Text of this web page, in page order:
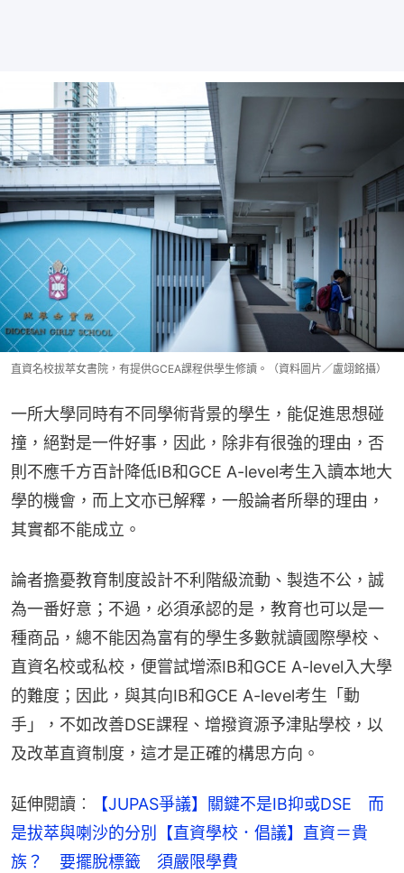
直資名校拔萃女書院，有提供GCEA課程供學生修讀。（資料圖片／盧翊銘攝）
一所大學同時有不同學術背景的學生，能促進思想碰
撞，絕對是一件好事，因此，除非有很強的理由，否
則不應千方百計降低IB和GCE A-level考生入讀本地大
學的機會，而上文亦已解釋，一般論者所舉的理由，
其實都不能成立。
論者擔憂教育制度設計不利階級流動、製造不公，誠
為一番好意；不過，必須承認的是，教育也可以是一
種商品，總不能因為富有的學生多數就讀國際學校、
直資名校或私校，便嘗試增添IB和GCE A-level入大學
的難度；因此，與其向IB和GCE A-level考生「動
手」，不如改善DSE課程、增撥資源予津貼學校，以
及改革直資制度，這才是正確的構思方向。
延伸閱讀︰
【JUPAS爭議】關鍵不是IB抑或DSE　而
是拔萃與喇沙的分別​
【直資學校．倡議】直資＝貴
族？　要擺脫標籤　須嚴限學費